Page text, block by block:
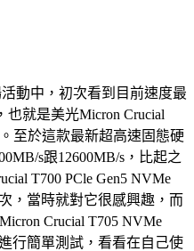
動中，初次看到目前速度最
也就是美光Micron Crucial
至於這款最新超高速固態硬
s跟12600MB/s，比起之
T700 PCle Gen5 NVMe
，當時就對它很感興趣，而
Crucial T705 NVMe
行簡單測試，看看在自己使